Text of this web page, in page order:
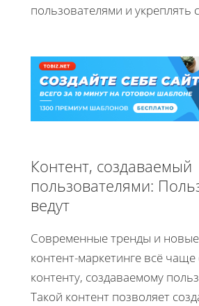
пользователями и укреплять
Контент, создаваемый
пользователями:
ведут
Современные тренды и
контент-маркетинге всё
контенту, создаваемому
Такой контент позволяет